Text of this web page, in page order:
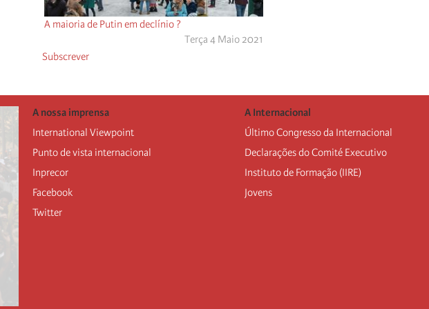
A maioria de Putin em declínio ?
Terça 4 Maio 2021
Subscrever
A nossa imprensa
International Viewpoint
Punto de vista internacional
Inprecor
Facebook
Twitter
A Internacional
Último Congresso da Internacional
Declarações do Comité Executivo
Instituto de Formação (IIRE)
Jovens